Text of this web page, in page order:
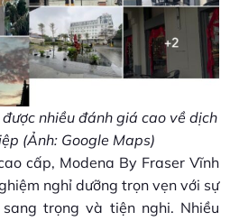
nhiều đánh giá cao về dịch
(Ảnh: Google Maps)
cấp, Modena By Fraser Vĩnh
nghỉ dưỡng trọn vẹn với sự
trọng và tiện nghi. Nhiều